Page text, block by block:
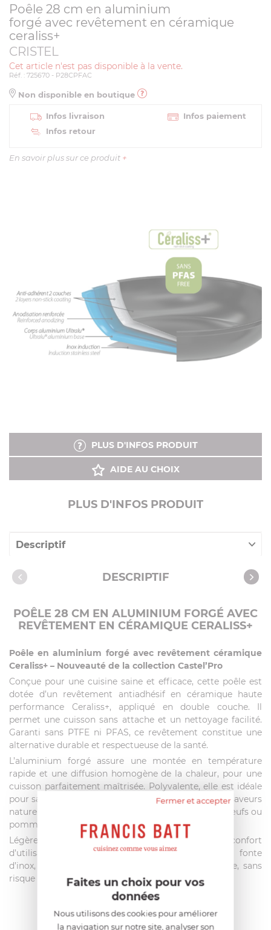
Poêle 28 cm en aluminium
forgé avec revêtement en céramique
ceraliss+
CRISTEL
Cet article n'est pas disponible à la vente.
Réf. : 725670 - P28CPFAC
Non disponible en boutique
Infos livraison
Infos paiement
Infos retour
En savoir plus sur ce produit +
PLUS D'INFOS PRODUIT
AIDE AU CHOIX
PLUS D'INFOS PRODUIT
Descriptif
Caractéristiques DESCRIPTIF
POÊLE 28 CM EN ALUMINIUM FORGÉ AVEC
REVÊTEMENT EN CÉRAMIQUE CERALISS+
Poêle en aluminium forgé avec revêtement céramique
Ceraliss+ – Nouveauté de la collection Castel’Pro
Conçue pour une cuisine saine et efficace, cette poêle est
dotée d’un revêtement antiadhésif en céramique haute
performance Ceraliss+, appliqué en double couche. Il
permet une cuisson sans attache et un nettoyage facilité.
Garanti sans PTFE ni PFAS, ce revêtement constitue une
alternative durable et respectueuse de la santé.
L’aluminium forgé assure une montée en température
rapide et une diffusion homogène de la chaleur, pour une
cuisson parfaitement maîtrisée. Polyvalente, elle est idéale
pour saisir, griller ou mijoter, tout en préservant les saveurs
naturelles des aliments – notamment les poissons, œufs ou
pommes de terre.
Légère et ergonomique, elle offre un grand confort
d’utilisation au quotidien. Sa poignée rivetée en fonte
d’inox, athermique, garantit une prise en main sûre, sans
risque de brûlure.
AIDE AU CHOIX
Fermer et accepter
Faites un choix pour vos
données
Nous utilisons des cookies pour améliorer
la navigation sur notre site, analyser son